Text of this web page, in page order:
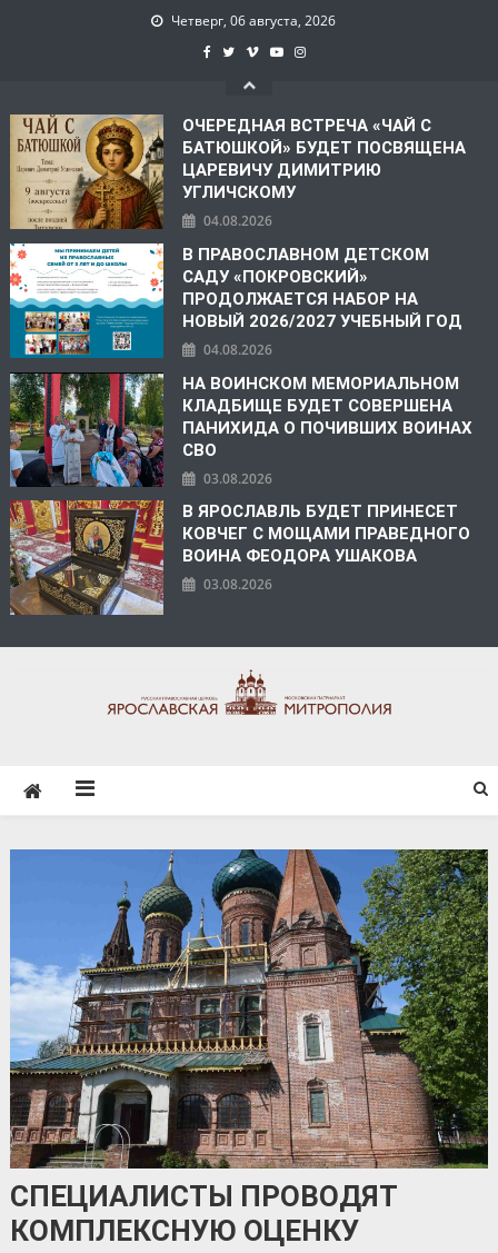
Четверг, 06 августа, 2026
ОЧЕРЕДНАЯ ВСТРЕЧА «ЧАЙ С
БАТЮШКОЙ» БУДЕТ ПОСВЯЩЕНА
ЦАРЕВИЧУ ДИМИТРИЮ
УГЛИЧСКОМУ
04.08.2026
В ПРАВОСЛАВНОМ ДЕТСКОМ
САДУ «ПОКРОВСКИЙ»
ПРОДОЛЖАЕТСЯ НАБОР НА
НОВЫЙ 2026/2027 УЧЕБНЫЙ ГОД
04.08.2026
НА ВОИНСКОМ МЕМОРИАЛЬНОМ
КЛАДБИЩЕ БУДЕТ СОВЕРШЕНА
ПАНИХИДА О ПОЧИВШИХ ВОИНАХ
СВО
03.08.2026
В ЯРОСЛАВЛЬ БУДЕТ ПРИНЕСЕТ
КОВЧЕГ С МОЩАМИ ПРАВЕДНОГО
ВОИНА ФЕОДОРА УШАКОВА
03.08.2026
СПЕЦИАЛИСТЫ ПРОВОДЯТ
КОМПЛЕКСНУЮ ОЦЕНКУ